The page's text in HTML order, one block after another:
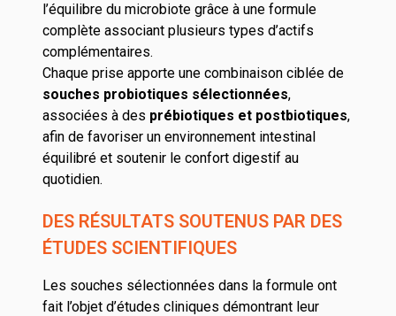
l’équilibre du microbiote grâce à une formule
complète associant plusieurs types d’actifs
complémentaires.
Chaque prise apporte une combinaison ciblée de
souches probiotiques sélectionnées,
associées à des prébiotiques et postbiotiques,
afin de favoriser un environnement intestinal
équilibré et soutenir le confort digestif au
quotidien.
DES RÉSULTATS SOUTENUS PAR DES
ÉTUDES SCIENTIFIQUES
Les souches sélectionnées dans la formule ont
fait l’objet d’études cliniques démontrant leur